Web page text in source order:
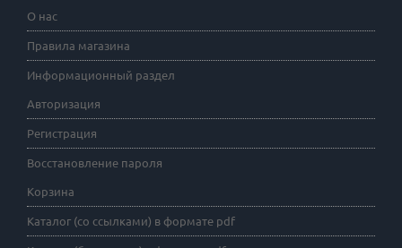
О нас
Правила магазина
Информационный раздел
Авторизация
Регистрация
Восстановление пароля
Корзина
Каталог (со ссылками) в формате pdf